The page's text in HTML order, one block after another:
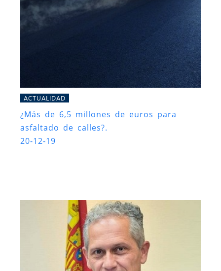
ACTUALIDAD
¿Más de 6,5 millones de euros para
asfaltado de calles?.
20-12-19